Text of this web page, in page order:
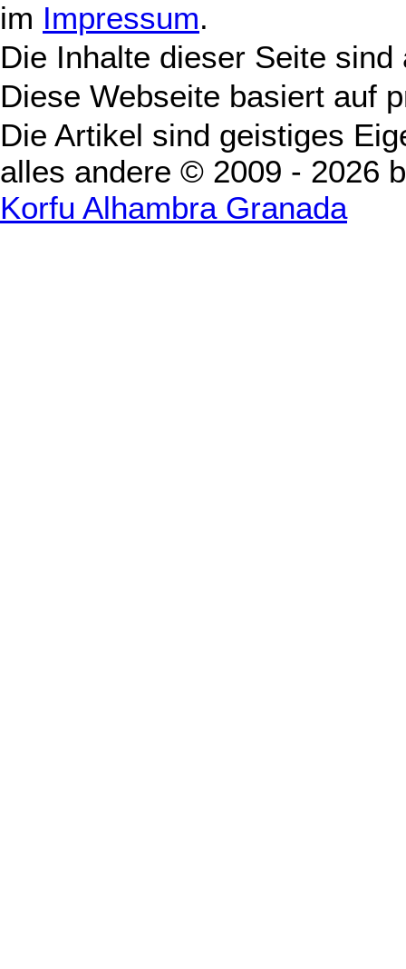
im Impressum.
Die Inhalte dieser Seite
Diese Webseite basiert auf
Die Artikel sind geistiges
alles andere © 2009 - 2026
Korfu Alhambra Granada